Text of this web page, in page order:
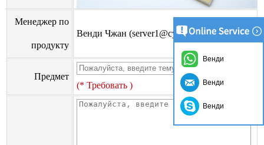
Менеджер по
продукту
Венди Чжан (server1@cyangguang.cn)
Предмет
(* Требовать )
Венди
Венди
Венди